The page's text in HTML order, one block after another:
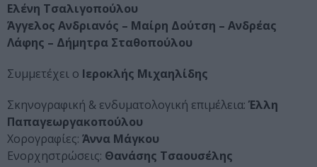
Ελένη Τσαλιγοπούλου
Άγγελος Ανδριανός – Μαίρη Δούτση – Ανδρέας
Λάφης – Δήμητρα Σταθοπούλου
Συμμετέχει ο Ιεροκλής Μιχαηλίδης
Σκηνογραφική & ενδυματολογική επιμέλεια: Έλλη
Παπαγεωργακοπούλου
Χορογραφίες: Άννα Μάγκου
Ενορχηστρώσεις: Θανάσης Τσαουσέλης